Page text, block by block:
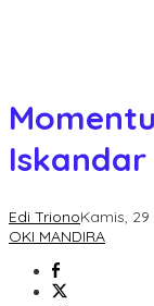
Iskandar
Edi TrionoKamis,
OKI MANDIRA